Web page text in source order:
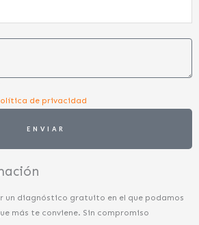
de privacidad
ENVIAR
un diagnóstico gratuito en el que podamos
más te conviene. Sin compromiso